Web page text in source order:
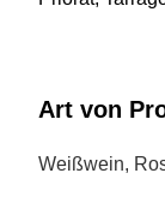
Art von
Weißwein,